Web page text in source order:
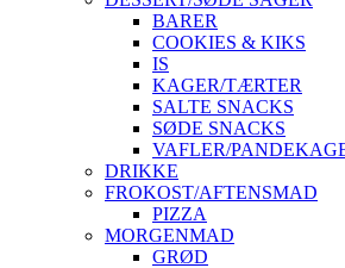
BARER
COOKIES & KIKS
IS
KAGER/TÆRTER
SALTE SNACKS
SØDE SNACKS
VAFLER/
DRIKKE
FROKOST/AFTENSMAD
PIZZA
MORGENMAD
GRØD